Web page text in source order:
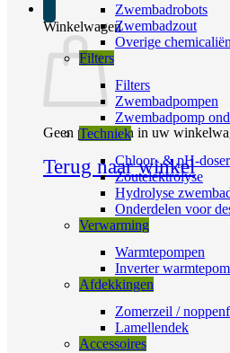
Winkelwagen
Geen producten in uw
Terug naar winkel
Zwembadrobots
Zwembadzout
Overige chemicaliën
Filters
Filters
Zwembadpompen
Zwembadpomp
Techniek
Chloor- & pH-
Zoutelektrolyse
Hydrolyse
Onderdelen voor
Verwarming
Warmtepompen
Inverter
Afdekkingen
Zomerzeil /
Lamellendek
Accessoires